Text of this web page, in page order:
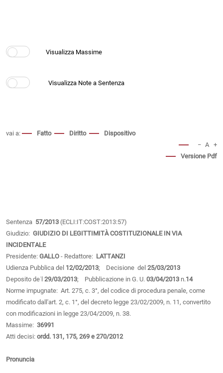
vai a: Fatto Diritto
Dispositivo
− A +
Versione Pdf
Sentenza 57/2013 (ECLI:IT:COST:2013:57)
Giudizio: GIUDIZIO DI LEGITTIMITÀ COSTITUZIONALE IN VIA
INCIDENTALE
Presidente: GALLO - Redattore: LATTANZI
Udienza Pubblica del 12/02/2013; Decisione del 25/03/2013
Deposito de˙l 29/03/2013; Pubblicazione in G. U. 03/04/2013 n.14
Norme impugnate: Art. 275, c. 3°, del codice di procedura penale, come
modificato dall'art. 2, c. 1°, del decreto legge 23/02/2009, n. 11, convertito
con modificazioni in legge 23/04/2009, n. 38.
Massime: 36991
Atti decisi: ordd. 131, 175, 269 e 270/2012
Pronuncia